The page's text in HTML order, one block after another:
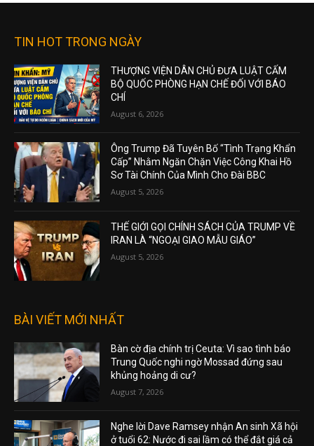
TIN HOT TRONG NGÀY
THƯỢNG VIỆN DÂN CHỦ ĐƯA LUẬT CẤM
BỘ QUỐC PHÒNG HẠN CHẾ ĐỐI VỚI BÁO
CHÍ
August 6, 2026
Ông Trump Đã Tuyên Bố “Tình Trạng Khẩn
Cấp” Nhằm Ngăn Chặn Việc Công Khai Hồ
Sơ Tài Chính Của Mình Cho Đài BBC
August 5, 2026
THẾ GIỚI GỌI CHÍNH SÁCH CỦA TRUMP VỀ
IRAN LÀ “NGOẠI GIAO MẪU GIÁO”
August 5, 2026
BÀI VIẾT MỚI NHẤT
Bàn cờ địa chính trị Ceuta: Vì sao tình báo
Trung Quốc nghi ngờ Mossad đứng sau
khủng hoảng di cư?
August 7, 2026
Nghe lời Dave Ramsey nhận An sinh Xã hội
ở tuổi 62: Nước đi sai lầm có thể đắt giá cả